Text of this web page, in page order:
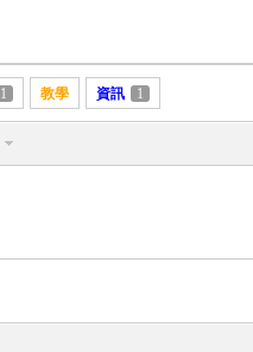
1 教學 資訊 1